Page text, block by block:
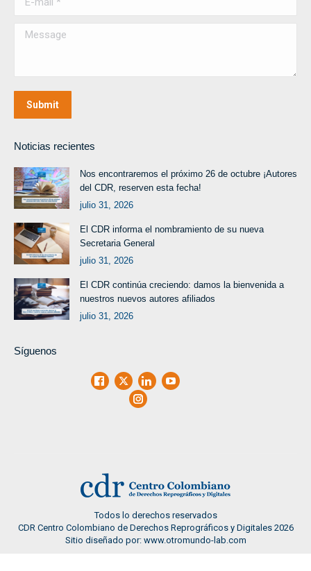
Message
Submit
Noticias recientes
Nos encontraremos el próximo 26 de octubre ¡Autores
del CDR, reserven esta fecha!
julio 31, 2026
El CDR informa el nombramiento de su nueva
Secretaria General
julio 31, 2026
El CDR continúa creciendo: damos la bienvenida a
nuestros nuevos autores afiliados
julio 31, 2026
Síguenos
Facebook
X LinkedInYoutube
Instagram
Todos lo derechos reservados
CDR Centro Colombiano de Derechos Reprográficos y Digitales 2026
Sitio diseñado por: www.otromundo-lab.com